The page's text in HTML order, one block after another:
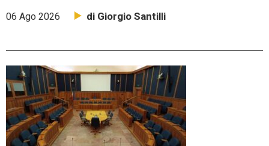
06 Ago 2026 di Giorgio Santilli